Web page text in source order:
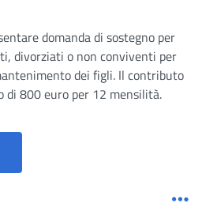
domanda di sostegno per
divorziati o non conviventi per
dei figli. Il contributo
di 800 euro per 12 mensilità.